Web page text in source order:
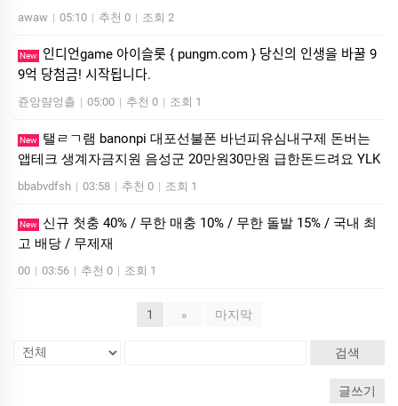
awaw | 05:10 | 추천 0 | 조회 2
New
인디언game 아이슬롯 { pungm.com } 당신의 인생을 바꿀 9
9억 당첨금! 시작됩니다.
쥰앙럄엉촐 | 05:00 | 추천 0 | 조회 1
New
탤ㄹㄱ램 banonpi 대포선불폰 바넌피유심내구제 돈버는
앱테크 생계자금지원 음성군 20만원30만원 급한돈드려요 YLK
bbabvdfsh | 03:58 | 추천 0 | 조회 1
New
신규 첫충 40% / 무한 매충 10% / 무한 돌발 15% / 국내 최
고 배당 / 무제재
00 | 03:56 | 추천 0 | 조회 1
1 » 마지막
검색
글쓰기